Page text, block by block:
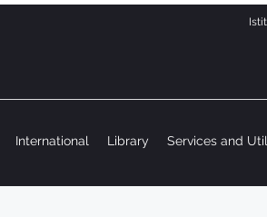
International Library Services and